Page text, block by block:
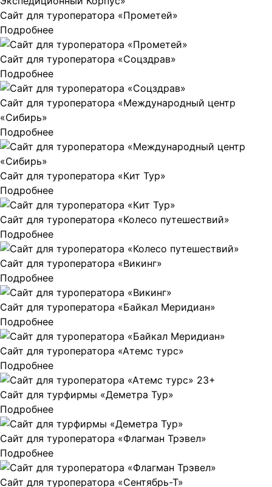
Сайт для туроператора «Прометей»
Подробнее
Сайт для туроператора «Соцздрав»
Подробнее
Сайт для туроператора «Международный центр
«Сибирь»
Подробнее
Сайт для туроператора «Кит Тур»
Подробнее
Сайт для туроператора «Колесо путешествий»
Подробнее
Сайт для туроператора «Викинг»
Подробнее
Сайт для туроператора «Байкал Меридиан»
Подробнее
Сайт для туроператора «Атемс турс»
Подробнее
Сайт для турфирмы «Деметра Тур»
Подробнее
Сайт для туроператора «Флагман Трэвел»
Подробнее
Сайт для туроператора «Сентябрь-Т»